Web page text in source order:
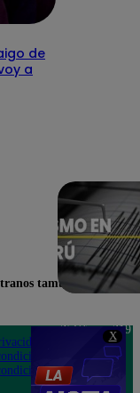
X
de
a
también en
Teléfono: 219
Av. San
Felipe 968
Jesús María